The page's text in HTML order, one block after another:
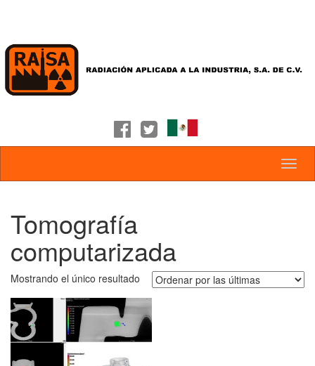
Tomografía
computarizada
Mostrando el único resultado